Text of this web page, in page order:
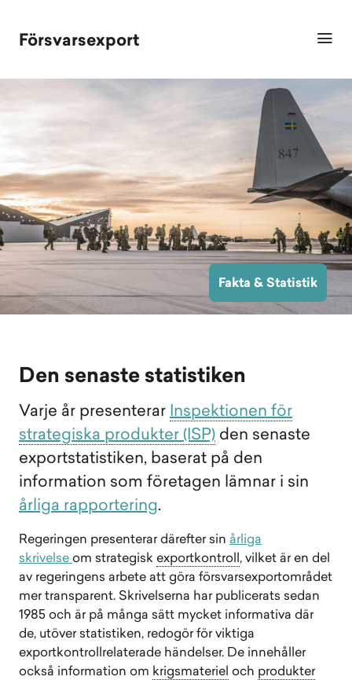
Försvarsexport
Fakta & Statistik
Den senaste statistiken
Varje år presenterar Inspektionen för
strategiska produkter (ISP) den senaste
exportstatistiken, baserat på den
information som företagen lämnar i sin
årliga rapportering.
Regeringen presenterar därefter sin årliga
skrivelseom strategiskexportkontroll, vilket är en del
av regeringens arbete att göra försvarsexportområdet
mer transparent. Skrivelserna har publicerats sedan
1985 och är på många sätt mycket informativa där
de, utöver statistiken, redogör för viktiga
exportkontrollrelaterade händelser. De innehåller
också information om krigsmateriel och produkter